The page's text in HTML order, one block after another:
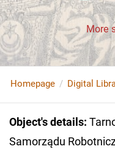
More
Homepage Digital
Object's details:
Samorządu